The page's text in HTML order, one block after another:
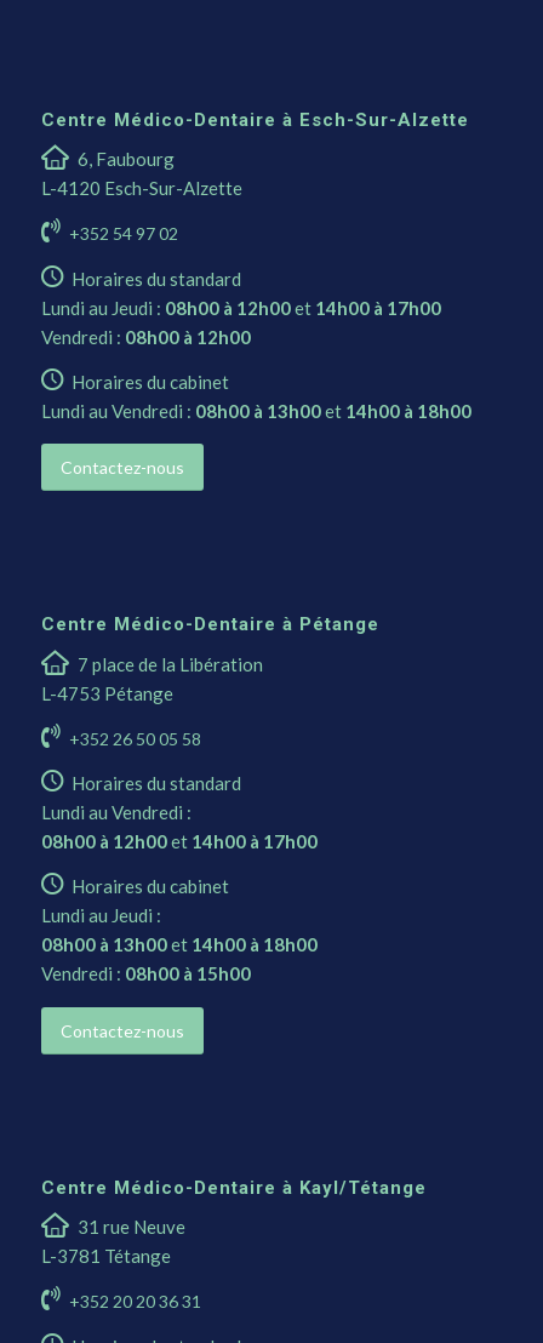
Centre Médico-Dentaire à Esch-Sur-Alzette
6, Faubourg
L-4120 Esch-Sur-Alzette
+352 54 97 02
Horaires du standard
Lundi au Jeudi : 08h00 à 12h00et 14h00 à 17h00
Vendredi : 08h00 à 12h00
Horaires du cabinet
Lundi au Vendredi : 08h00 à 13h00et 14h00 à 18h00
Contactez-nous
Centre Médico-Dentaire à Pétange
7 place de la Libération
L-4753 Pétange
+352 26 50 05 58
Horaires du standard
Lundi au Vendredi :
08h00 à 12h00et 14h00 à 17h00
Horaires du cabinet
Lundi au Jeudi :
08h00 à 13h00et 14h00 à 18h00
Vendredi : 08h00 à 15h00
Contactez-nous
Centre Médico-Dentaire à Kayl/Tétange
31 rue Neuve
L-3781 Tétange
+352 20 20 36 31